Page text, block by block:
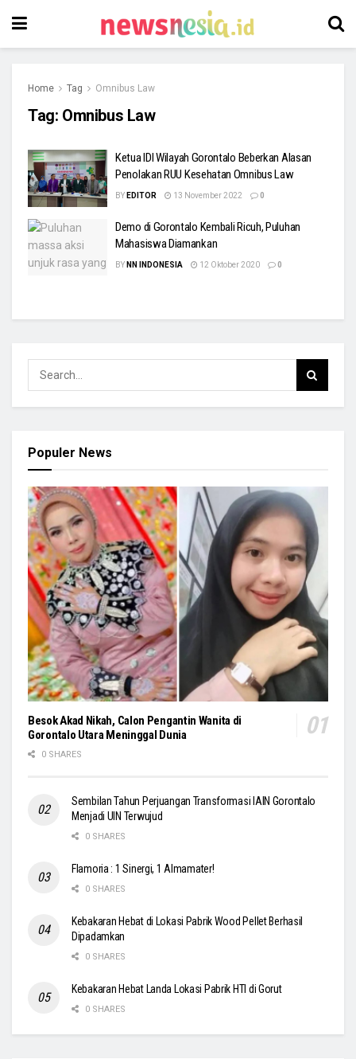
Home Tag Omnibus Law
Tag: Omnibus Law
Ketua IDI Wilayah Gorontalo Beberkan Alasan
Penolakan RUU Kesehatan Omnibus Law
BY EDITOR 13 November 2022 0
Demo di Gorontalo Kembali Ricuh, Puluhan
Mahasiswa Diamankan
BY NN INDONESIA 12 Oktober 2020 0
Populer News
Besok Akad Nikah, Calon Pengantin Wanita di
Gorontalo Utara Meninggal Dunia
0 SHARES
Sembilan Tahun Perjuangan Transformasi IAIN Gorontalo
Menjadi UIN Terwujud
0 SHARES
Flamoria : 1 Sinergi, 1 Almamater!
0 SHARES
Kebakaran Hebat di Lokasi Pabrik Wood Pellet Berhasil
Dipadamkan
0 SHARES
Kebakaran Hebat Landa Lokasi Pabrik HTI di Gorut
0 SHARES